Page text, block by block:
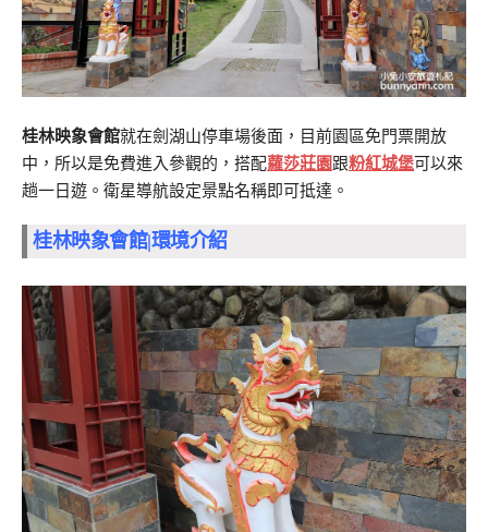
桂林映象會館就在劍湖山停車場後面，目前園區免門票開放
中，所以是免費進入參觀的，搭配蘿莎莊園跟粉紅城堡可以來
趟一日遊。衛星導航設定景點名稱即可抵達。
桂林映象會館|環境介紹